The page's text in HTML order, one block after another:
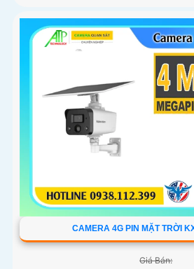
CAMERA 4G PIN MẶT TRỜI
Giá Bán: